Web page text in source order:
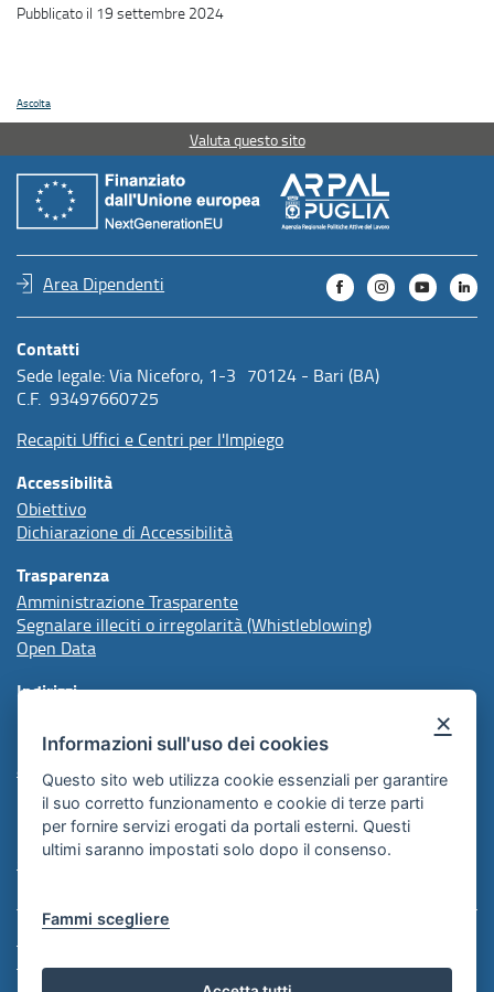
Pubblicato il 19 settembre 2024
Ascolta
Valuta questo sito
Area Dipendenti
Contatti
Sede legale: Via Niceforo, 1-3 70124 - Bari (BA)
C.F. 93497660725
Recapiti Uffici e Centri per l'Impiego
Accessibilità
Obiettivo
Dichiarazione di Accessibilità
Trasparenza
Amministrazione Trasparente
Segnalare illeciti o irregolarità (Whistleblowing)
Open Data
Indirizzi
protocollo@arpal.regione.puglia.it
arpalpuglia@pec.rupar.puglia.it
Redazione
Comunicazione Istituzionale
×
Informazioni sull'uso dei cookies
Questo sito web utilizza cookie essenziali per garantire
il suo corretto funzionamento e cookie di terze parti
per fornire servizi erogati da portali esterni. Questi
ultimi saranno impostati solo dopo il consenso.
Fammi scegliere